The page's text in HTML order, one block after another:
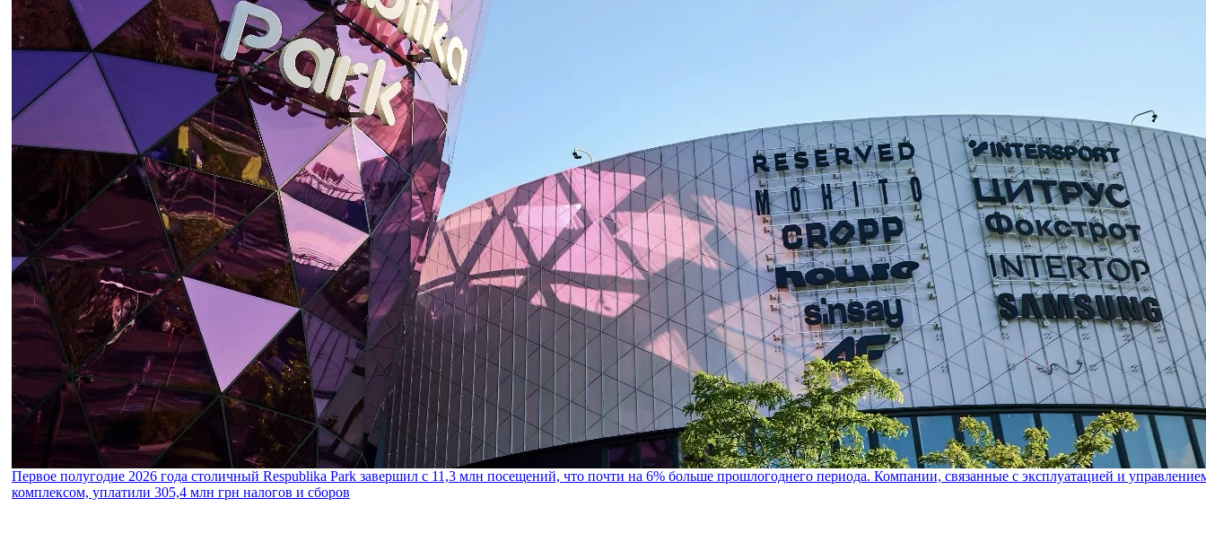
Первое полугодие 2026 года столичный Respublika Park завершил с 11,3 млн посещений, что почти на 6% больше прошлогоднего периода. Компании, связанные с эксплуатацией и
комплексом, уплатили 305,4 млн грн налогов и сборов